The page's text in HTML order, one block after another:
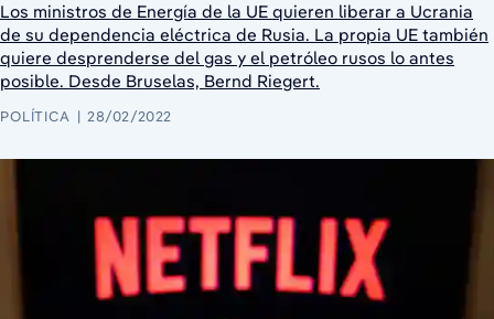
Los ministros de Energía de la UE quieren liberar a Ucrania
de su dependencia eléctrica de Rusia. La propia UE también
quiere desprenderse del gas y el petróleo rusos lo antes
posible. Desde Bruselas, Bernd Riegert.
POLÍTICA 28/02/2022